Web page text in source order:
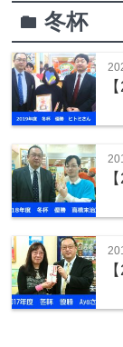
folder冬杯